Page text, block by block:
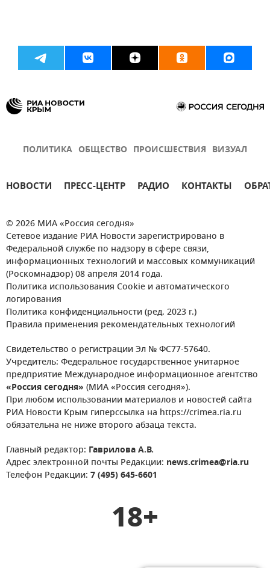
ПОЛИТИКА ОБЩЕСТВО ПРОИСШЕСТВИЯ ВИЗУАЛ
НОВОСТИ ПРЕСС-ЦЕНТР РАДИО КОНТАКТЫ
© 2026 МИА «Россия сегодня»
Сетевое издание РИА Новости зарегистрировано в
Федеральной службе по надзору в сфере связи,
информационных технологий и массовых коммуникаций
(Роскомнадзор) 08 апреля 2014 года.
Политика использования Cookie и автоматического
логирования
Политика конфиденциальности (ред. 2023 г.)
Правила применения рекомендательных технологий
Свидетельство о регистрации Эл № ФС77-57640.
Учредитель: Федеральное государственное унитарное
предприятие Международное информационное агентство
«Россия сегодня» (МИА «Россия сегодня»).
При любом использовании материалов и новостей сайта
РИА Новости Крым гиперссылка на https://crimea.ria.ru
обязательна не ниже второго абзаца текста.
Главный редактор: Гаврилова А.В.
Адрес электронной почты Редакции: news.crimea@ria.ru
Телефон Редакции: 7 (495) 645-6601
18+